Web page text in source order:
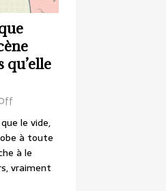
le vide,
à toute
à le
vraiment